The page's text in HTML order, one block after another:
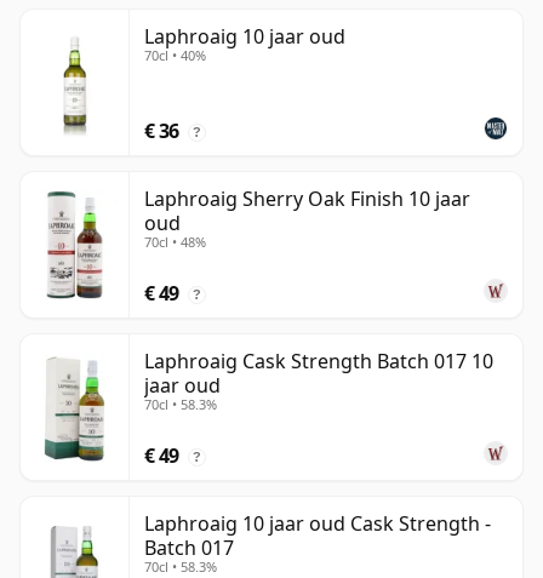
Laphroaig 10 jaar oud
70cl • 40%
€ 36 ?
Laphroaig Sherry Oak Finish 10 jaar
oud
70cl • 48%
€ 49 ?
Laphroaig Cask Strength Batch 017 10
jaar oud
70cl • 58.3%
€ 49 ?
Laphroaig 10 jaar oud Cask Strength -
Batch 017
70cl • 58.3%